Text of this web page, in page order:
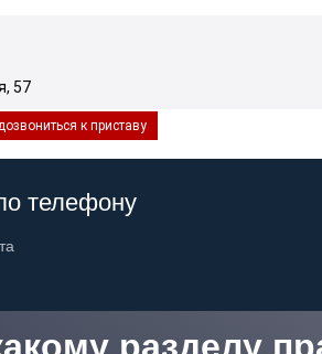
57
к приставу